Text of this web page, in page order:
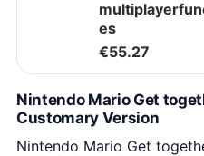
es
€55.27
Nintendo Mario Get
Customary Version
Nintendo Mario Get